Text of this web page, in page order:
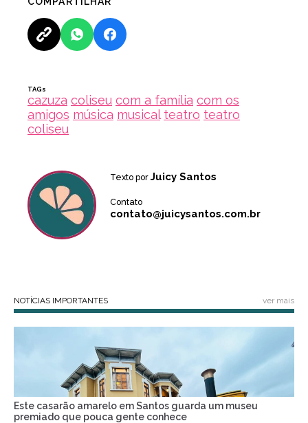
TAGs
cazuza coliseu com a família com os
amigos música musical teatro teatro
coliseu
Texto por Juicy Santos
Contato
contato@juicysantos.com.br
NOTÍCIAS IMPORTANTES ver mais
Este casarão amarelo em Santos guarda um museu
premiado que pouca gente conhece